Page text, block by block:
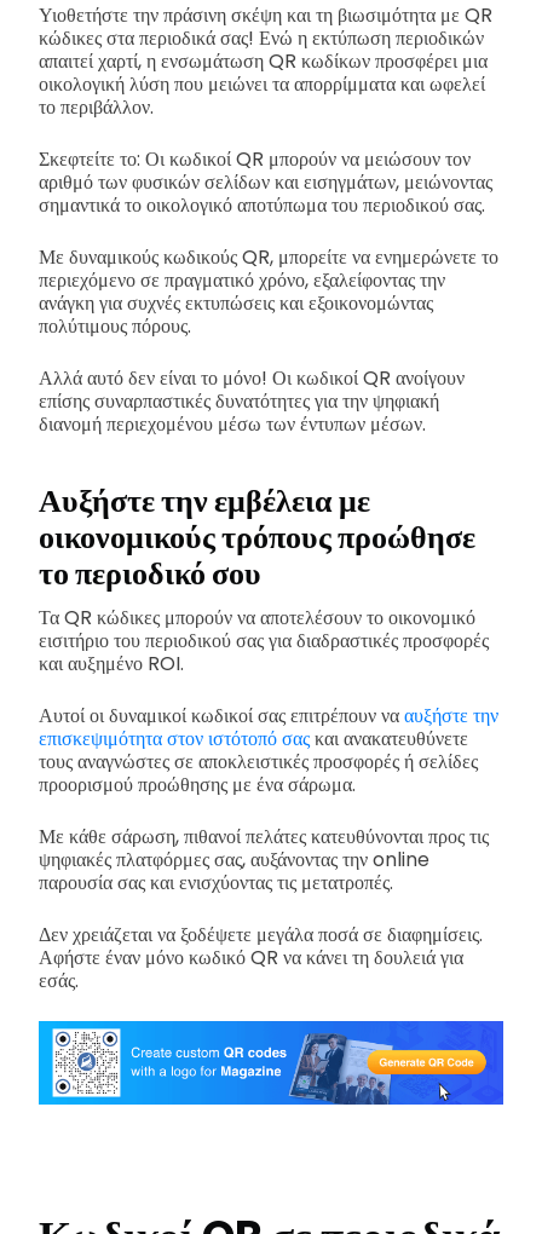
Υιοθετήστε την πράσινη σκέψη και τη βιωσιμότητα με QR
κώδικες στα περιοδικά σας! Ενώ η εκτύπωση περιοδικών
απαιτεί χαρτί, η ενσωμάτωση QR κωδίκων προσφέρει μια
οικολογική λύση που μειώνει τα απορρίμματα και ωφελεί
το περιβάλλον.
Σκεφτείτε το: Οι κωδικοί QR μπορούν να μειώσουν τον
αριθμό των φυσικών σελίδων και εισηγμάτων, μειώνοντας
σημαντικά το οικολογικό αποτύπωμα του περιοδικού σας.
Με δυναμικούς κωδικούς QR, μπορείτε να ενημερώνετε το
περιεχόμενο σε πραγματικό χρόνο, εξαλείφοντας την
ανάγκη για συχνές εκτυπώσεις και εξοικονομώντας
πολύτιμους πόρους.
Αλλά αυτό δεν είναι το μόνο! Οι κωδικοί QR ανοίγουν
επίσης συναρπαστικές δυνατότητες για την ψηφιακή
διανομή περιεχομένου μέσω των έντυπων μέσων.
Αυξήστε την εμβέλεια με
οικονομικούς τρόπουςπροώθησε
το περιοδικό σου
Τα QR κώδικες μπορούν να αποτελέσουν το οικονομικό
εισιτήριο του περιοδικού σας για διαδραστικές προσφορές
και αυξημένο ROI.
Αυτοί οι δυναμικοί κωδικοί σας επιτρέπουν νααυξήστε την
επισκεψιμότητα στον ιστότοπό σαςκαι ανακατευθύνετε
τους αναγνώστες σε αποκλειστικές προσφορές ή σελίδες
προορισμού προώθησης με ένα σάρωμα.
Με κάθε σάρωση, πιθανοί πελάτες κατευθύνονται προς τις
ψηφιακές πλατφόρμες σας, αυξάνοντας την online
παρουσία σας και ενισχύοντας τις μετατροπές.
Δεν χρειάζεται να ξοδέψετε μεγάλα ποσά σε διαφημίσεις.
Αφήστε έναν μόνο κωδικό QR να κάνει τη δουλειά για
εσάς.